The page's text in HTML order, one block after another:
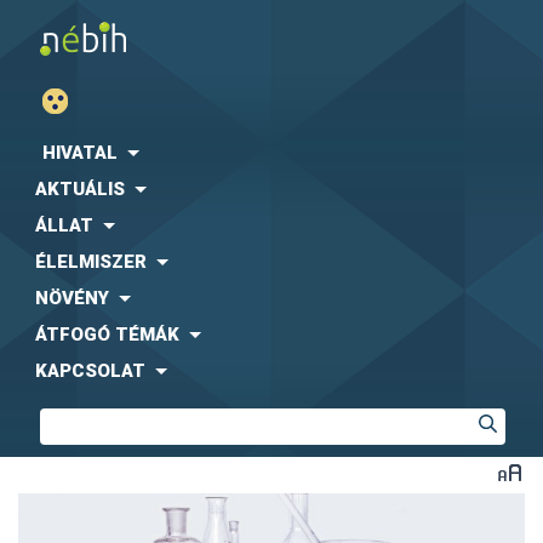
HIVATAL
AKTUÁLIS
ÁLLAT
ÉLELMISZER
NÖVÉNY
ÁTFOGÓ TÉMÁK
KAPCSOLAT